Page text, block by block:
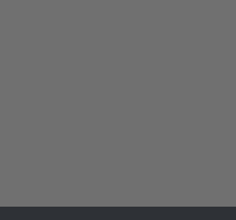
stars